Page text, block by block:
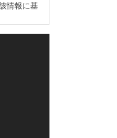
情報に基